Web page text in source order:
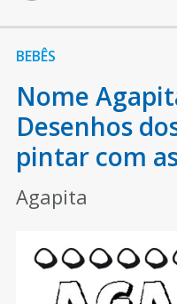
BEBÊS
Nome
Desenhos
pintar com
Agapita